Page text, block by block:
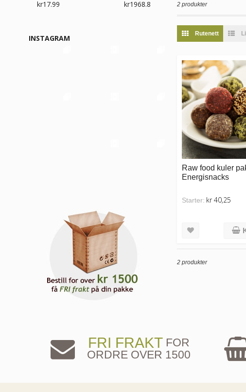
2 produkter
Rutenett
Raw food kuler
Energisnacks
Starter: kr 40,25
2 produkter
INSTAGRAM
FRI FRAKT FOR
ORDRE OVER 1500